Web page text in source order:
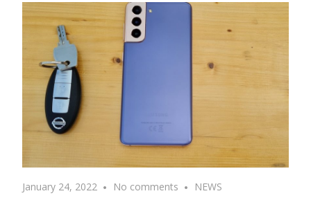
January 24, 2022 No comments NEWS